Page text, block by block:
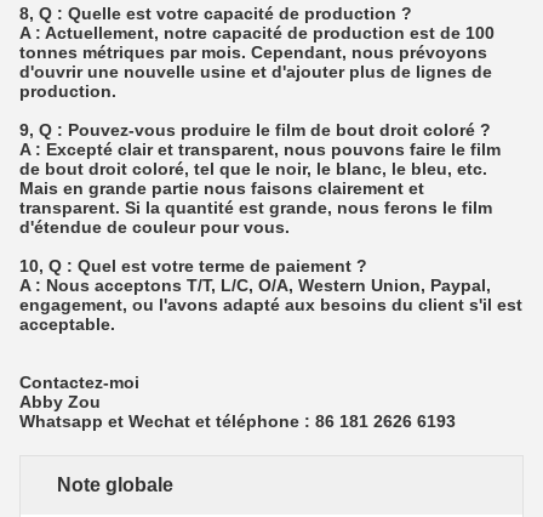
8, Q : Quelle est votre capacité de production ?
A : Actuellement, notre capacité de production est de 100
tonnes métriques par mois. Cependant, nous prévoyons
d'ouvrir une nouvelle usine et d'ajouter plus de lignes de
production.
9, Q : Pouvez-vous produire le film de bout droit coloré ?
A : Excepté clair et transparent, nous pouvons faire le film
de bout droit coloré, tel que le noir, le blanc, le bleu, etc.
Mais en grande partie nous faisons clairement et
transparent. Si la quantité est grande, nous ferons le film
d'étendue de couleur pour vous.
10, Q : Quel est votre terme de paiement ?
A : Nous acceptons T/T, L/C, O/A, Western Union, Paypal,
engagement, ou l'avons adapté aux besoins du client s'il est
acceptable.
Contactez-moi
Abby Zou
Whatsapp et Wechat et téléphone : 86 181 2626 6193
Note globale